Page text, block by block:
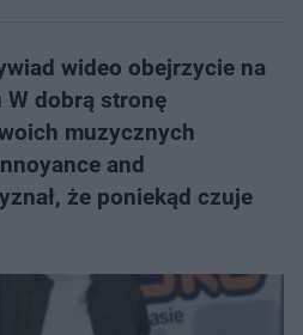
wideo obejrzycie na
W dobrą stronę
muzycznych
and
że poniekąd czuje